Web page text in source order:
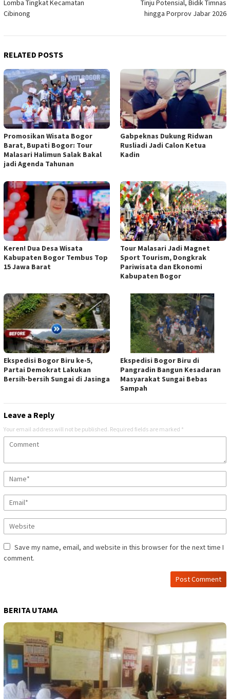
Lomba Tingkat Kecamatan
Cibinong
Tinju Potensial, Bidik Timnas
hingga Porprov Jabar 2026
RELATED POSTS
Promosikan Wisata Bogor
Barat, Bupati Bogor: Tour
Malasari Halimun Salak Bakal
jadi Agenda Tahunan
Gabpeknas Dukung Ridwan
Rusliadi Jadi Calon Ketua
Kadin
Keren! Dua Desa Wisata
Kabupaten Bogor Tembus Top
15 Jawa Barat
Tour Malasari Jadi Magnet
Sport Tourism, Dongkrak
Pariwisata dan Ekonomi
Kabupaten Bogor
Ekspedisi Bogor Biru ke-5,
Partai Demokrat Lakukan
Bersih-bersih Sungai di Jasinga
Ekspedisi Bogor Biru di
Pangradin Bangun Kesadaran
Masyarakat Sungai Bebas
Sampah
Leave a Reply
Your email address will not be published. Required fields are marked *
Save my name, email, and website in this browser for the next time I
comment.
BERITA UTAMA